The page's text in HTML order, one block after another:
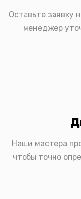
Оставьте заявку
менеджер
Наши мастера
чтобы точно